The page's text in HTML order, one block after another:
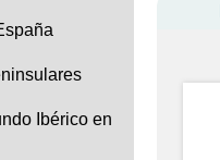
Ibérico en